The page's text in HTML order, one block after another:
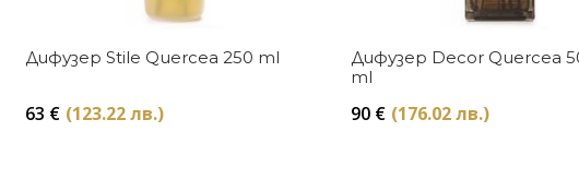
Купи
Дифузер Stile Quercea 250 ml
63 € (123.22 лв.)
Купи
Дифузер Decor Quercea
ml
90 € (176.02 лв.)